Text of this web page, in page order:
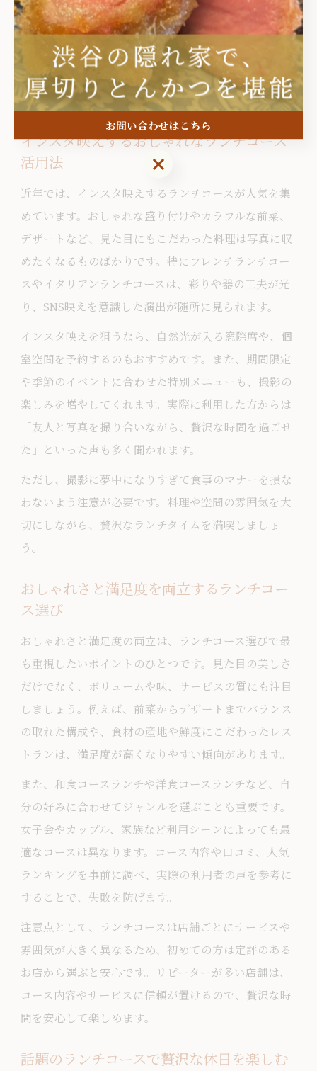
注意点として、コースによっては提供時間が長めに設
定されていることもあるため、スケジュールに余裕を
持って予約することが必要です。事前にメニュー内容
や所要時間を確認し、目的に合った店舗選びを心がけ
ましょう。
インスタ映えするおしゃれなランチコース
活用法
近年では、インスタ映えするランチコースが人気を集
めています。おしゃれな盛り付けやカラフルな前菜、
デザートなど、見た目にもこだわった料理は写真に収
めたくなるものばかりです。特にフレンチランチコー
スやイタリアンランチコースは、彩りや器の工夫が光
り、SNS映えを意識した演出が随所に見られます。
インスタ映えを狙うなら、自然光が入る窓際席や、個
室空間を予約するのもおすすめです。また、期間限定
や季節のイベントに合わせた特別メニューも、撮影の
楽しみを増やしてくれます。実際に利用した方からは
「友人と写真を撮り合いながら、贅沢な時間を過ごせ
た」といった声も多く聞かれます。
ただし、撮影に夢中になりすぎて食事のマナーを損な
わないよう注意が必要です。料理や空間の雰囲気を大
切にしながら、贅沢なランチタイムを満喫しましょ
う。
おしゃれさと満足度を両立するランチコー
ス選び
おしゃれさと満足度の両立は、ランチコース選びで最
も重視したいポイントのひとつです。見た目の美しさ
だけでなく、ボリュームや味、サービスの質にも注目
しましょう。例えば、前菜からデザートまでバランス
の取れた構成や、食材の産地や鮮度にこだわったレス
トランは、満足度が高くなりやすい傾向があります。
また、和食コースランチや洋食コースランチなど、自
分の好みに合わせてジャンルを選ぶことも重要です。
女子会やカップル、家族など利用シーンによっても最
適なコースは異なります。コース内容や口コミ、人気
ランキングを事前に調べ、実際の利用者の声を参考に
することで、失敗を防げます。
注意点として、ランチコースは店舗ごとにサービスや
雰囲気が大きく異なるため、初めての方は定評のある
お店から選ぶと安心です。リピーターが多い店舗は、
コース内容やサービスに信頼が置けるので、贅沢な時
間を安心して楽しめます。
話題のランチコースで贅沢な休日を楽しむ
お問い合わせはこちら
お問い合わせはこちら